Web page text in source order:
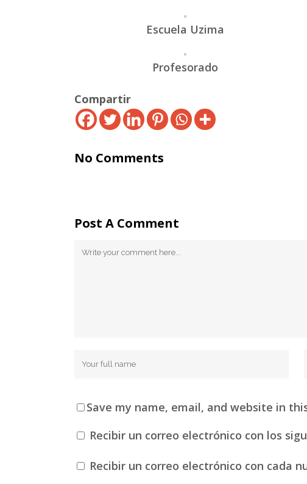
Escuela Uzima
Profesorado
Compartir
No Comments
Post A Comment
Save my name, email, and website in
Recibir un correo electrónico con los
Recibir un correo electrónico con cada